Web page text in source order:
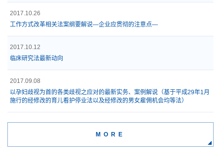
2017.10.26
工作方式改革相关法案纲要解说―企业应贯彻的注意点―
2017.10.12
临床研究法最新动向
2017.09.08
以孕妇歧视为首的各类歧视之应对的最新实务、案例解说（基于平成29年1月
施行的经修改的育儿看护停业法以及经修改的男女雇佣机会均等法）
MORE